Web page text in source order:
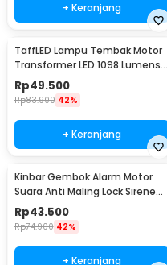
+ Keranjang
TaffLED Lampu Tembak Motor
Transformer LED 1098 Lumens
Cool White 5W - U5
Rp49.500
Rp83.900 42%
+ Keranjang
Kinbar Gembok Alarm Motor
Suara Anti Maling Lock Sirene
10mm - GA14
Rp43.500
Rp74.900 42%
+ Keranjang